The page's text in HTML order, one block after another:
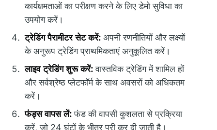
कार्यक्षमताओं का परीक्षण करने के लिए डेमो सुविधा का
उपयोग करें।
ट्रेडिंग पैरामीटर सेट करें: अपनी रणनीतियों और लक्ष्यों
के अनुरूप ट्रेडिंग प्राथमिकताएं अनुकूलित करें।
लाइव ट्रेडिंग शुरू करें:वास्तविक ट्रेडिंग में शामिल हों
और सर्वश्रेष्ठ प्लेटफॉर्म के साथ अवसरों को अधिकतम
करें।
फंड्स वापस लें:फंड की वापसी कुशलता से प्रक्रिया
करें, जो 24 घंटों के भीतर पूरी कर दी जाती है।